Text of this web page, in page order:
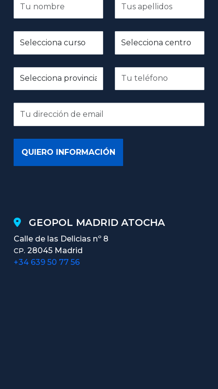
GEOPOL MADRID ATOCHA
Calle de las Delicias nº 8
CP. 28045 Madrid
+34 639 50 77 56